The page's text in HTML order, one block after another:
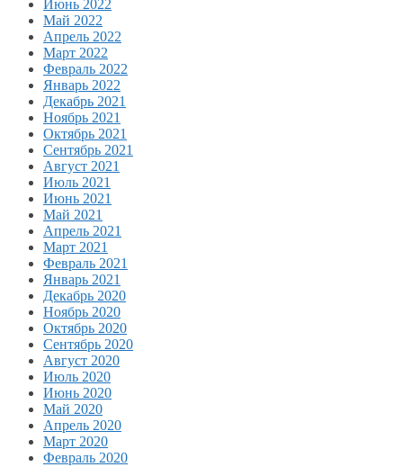
Июнь 2022
Май 2022
Апрель 2022
Март 2022
Февраль 2022
Январь 2022
Декабрь 2021
Ноябрь 2021
Октябрь 2021
Сентябрь 2021
Август 2021
Июль 2021
Июнь 2021
Май 2021
Апрель 2021
Март 2021
Февраль 2021
Январь 2021
Декабрь 2020
Ноябрь 2020
Октябрь 2020
Сентябрь 2020
Август 2020
Июль 2020
Июнь 2020
Май 2020
Апрель 2020
Март 2020
Февраль 2020